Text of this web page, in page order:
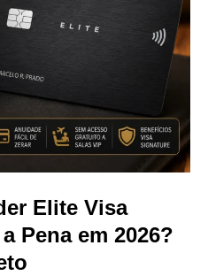
Elite Visa
Pena em 2026?